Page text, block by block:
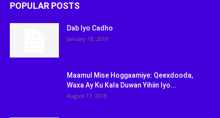
POPULAR POSTS
Dab Iyo Cadho
January 18, 2018
Maamul Mise Hoggaamiye: Qeexdooda,
Waxa Ay Ku Kala Duwan Yihiin Iyo...
August 17, 2018